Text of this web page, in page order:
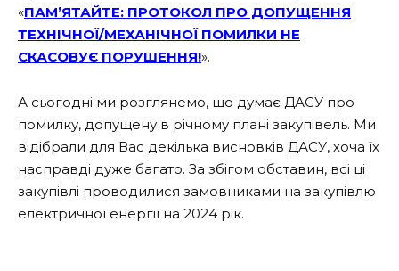
«ПАМ’ЯТАЙТЕ: ПРОТОКОЛ ПРО ДОПУЩЕННЯ
ТЕХНІЧНОЇ/МЕХАНІЧНОЇ ПОМИЛКИ НЕ
СКАСОВУЄ ПОРУШЕННЯ!».
А сьогодні ми розглянемо, що думає ДАСУ про
помилку, допущену в річному плані закупівель. Ми
відібрали для Вас декілька висновків ДАСУ, хоча їх
насправді дуже багато. За збігом обставин, всі ці
закупівлі проводилися замовниками на закупівлю
електричної енергії на 2024 рік.